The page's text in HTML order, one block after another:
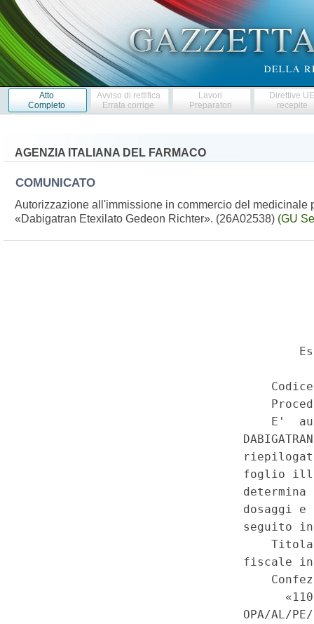
Atto
Completo
Avviso di rettifica
Errata corrige
Lavori
Preparatori
Direttive
recepite
AGENZIA ITALIANA DEL FARMACO
COMUNICATO
Autorizzazione all'immissione in commercio del medicinale
«Dabigatran Etexilato Gedeon Richter». (26A02538) (GU